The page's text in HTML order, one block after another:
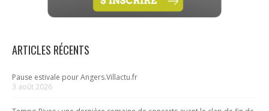
ARTICLES RÉCENTS
Pause estivale pour Angers.Villactu.fr
3 août 2026